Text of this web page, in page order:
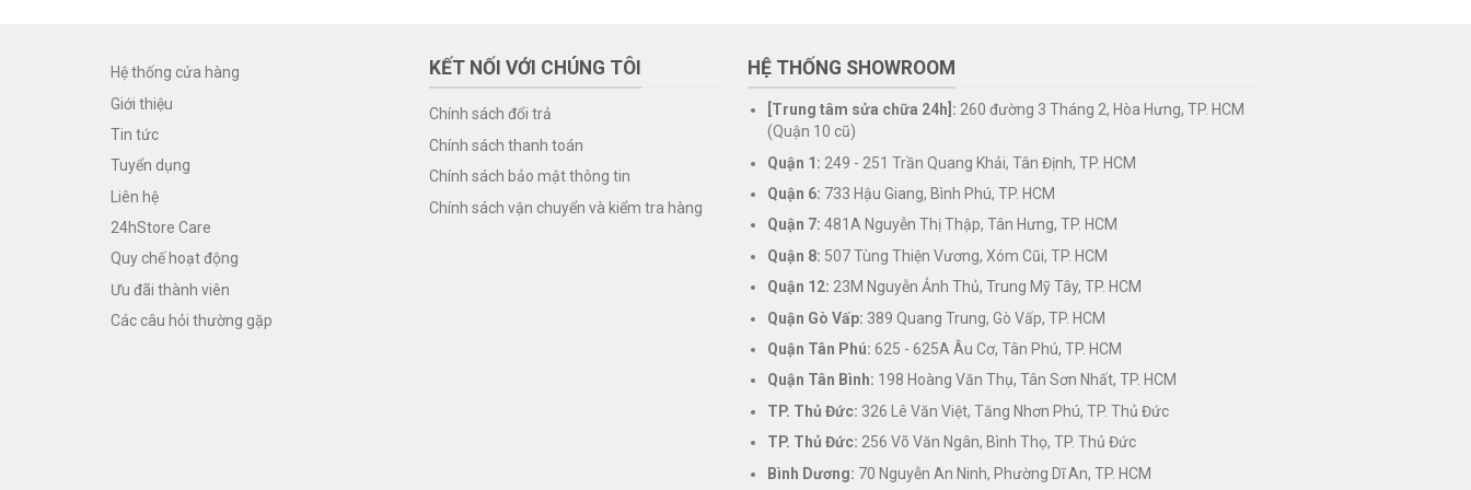
Hệ thống cửa hàng
Giới thiệu
Tin tức
Tuyển dụng
Liên hệ
24hStore Care
Quy chế hoạt động
Ưu đãi thành viên
Các câu hỏi thường gặp
KẾT NỐI VỚI CHÚNG TÔI
Chính sách đổi trả
Chính sách thanh toán
Chính sách bảo mật thông tin
Chính sách vận chuyển và kiểm tra hàng
HỆ THỐNG SHOWROOM
[Trung tâm sửa chữa 24h]: 260 đường 3 Tháng 2, Hòa Hưng, TP. HCM
(Quận 10 cũ)
Quận 1: 249 - 251 Trần Quang Khải, Tân Định, TP. HCM
Quận 6: 733 Hậu Giang, Bình Phú, TP. HCM
Quận 7: 481A Nguyễn Thị Thập, Tân Hưng, TP. HCM
Quận 8: 507 Tùng Thiện Vương, Xóm Cũi, TP. HCM
Quận 12: 23M Nguyễn Ảnh Thủ, Trung Mỹ Tây, TP. HCM
Quận Gò Vấp: 389 Quang Trung, Gò Vấp, TP. HCM
Quận Tân Phú: 625 - 625A Âu Cơ, Tân Phú, TP. HCM
Quận Tân Bình: 198 Hoàng Văn Thụ, Tân Sơn Nhất, TP. HCM
TP. Thủ Đức: 326 Lê Văn Việt, Tăng Nhơn Phú, TP. Thủ Đức
TP. Thủ Đức: 256 Võ Văn Ngân, Bình Thọ, TP. Thủ Đức
Bình Dương: 70 Nguyễn An Ninh, Phường Dĩ An, TP. HCM